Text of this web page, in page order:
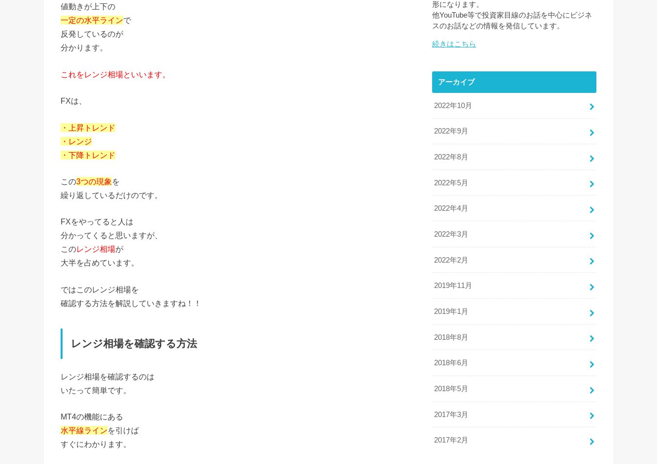
値動きが上下の
一定の水平ラインで
反発しているのが
分かります。
これをレンジ相場といいます。
FXは、
・上昇トレンド
・レンジ
・下降トレンド
この3つの現象 を
繰り返しているだけのです。
FXをやってると人は
分かってくると思いますが、
このレンジ相場が
大半を占めています。
ではこのレンジ相場を
確認する方法を解説していきますね！！
レンジ相場を確認する方法
レンジ相場を確認するのは
いたって簡単です。
MT4の機能にある
水平線ラインを引けば
すぐにわかります。
形になります。
他YouTube等で投資家目線のお話を中心にビジネ
スのお話などの情報を発信しています。
続きはこちら
アーカイブ
2022年10月
2022年9月
2022年8月
2022年5月
2022年4月
2022年3月
2022年2月
2019年11月
2019年1月
2018年8月
2018年6月
2018年5月
2017年3月
2017年2月